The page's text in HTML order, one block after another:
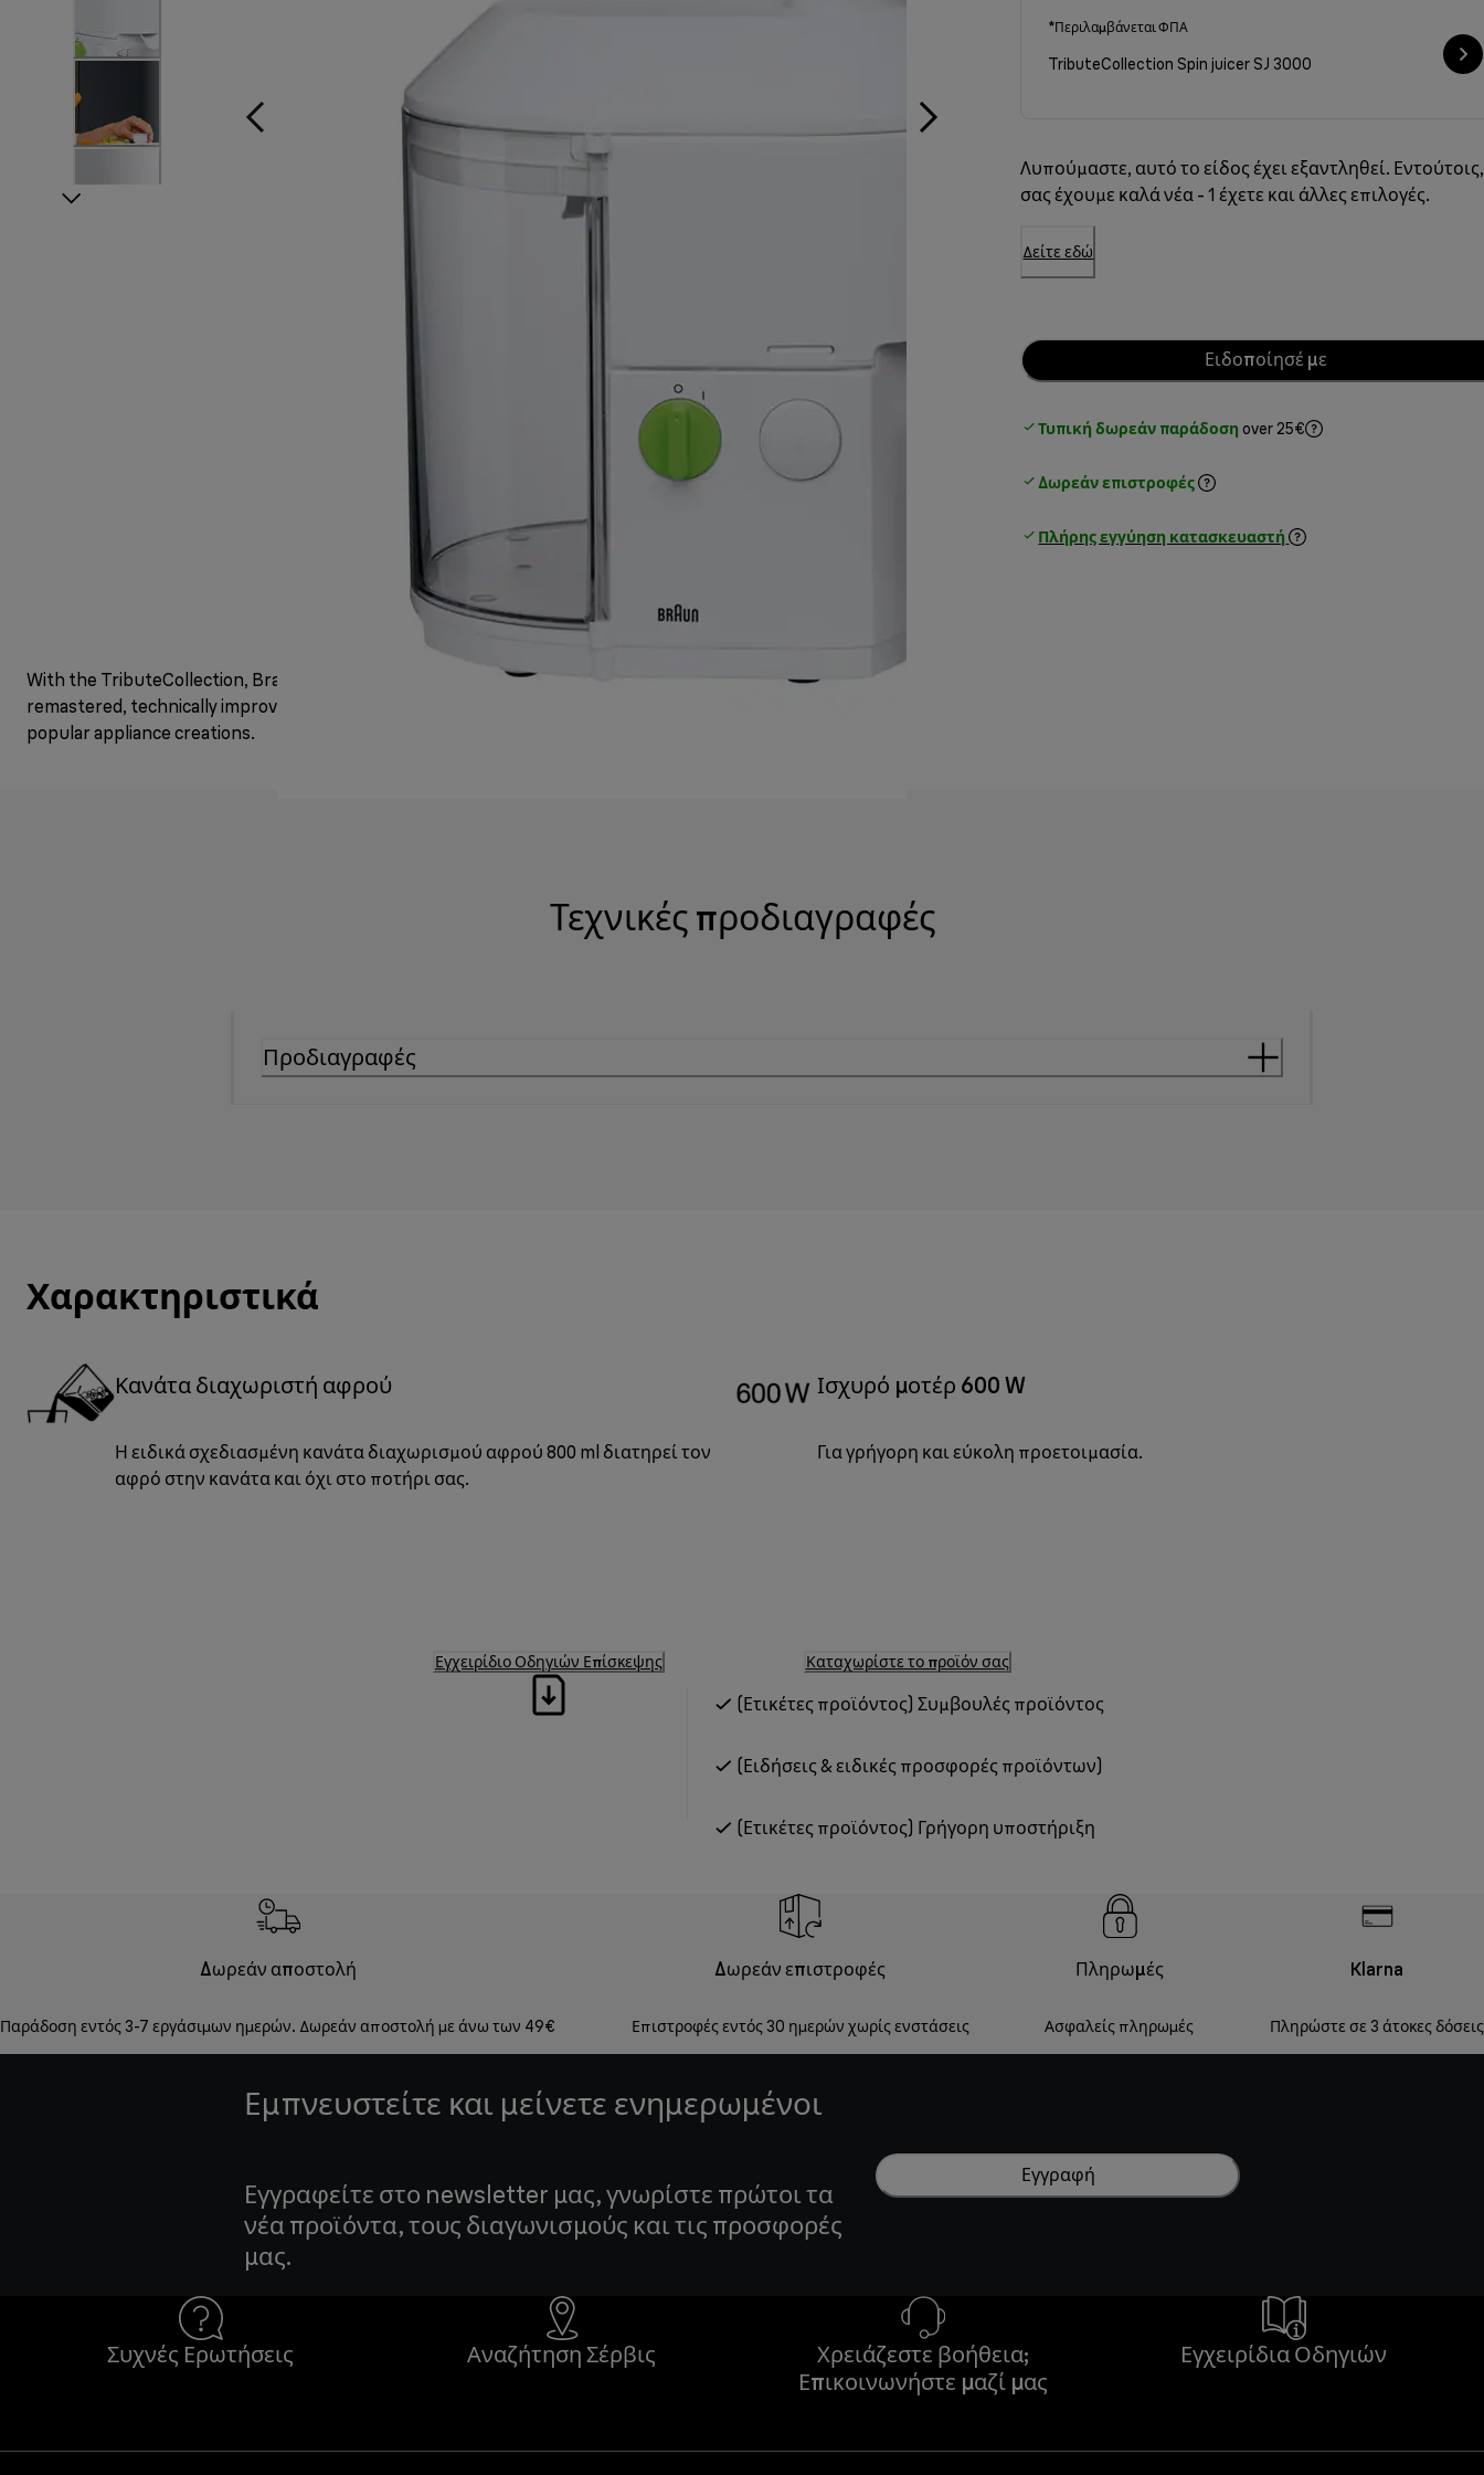
*Περιλαμβάνεται ΦΠΑ
TributeCollection Spin juicer SJ 3000
Λυπούμαστε, αυτό το είδος έχει εξαντληθεί. Εντούτοις,
σας έχουμε καλά νέα - 1 έχετε και άλλες επιλογές.
Δείτε εδώ
Ειδοποίησέ με
Τυπική δωρεάν παράδοση over 25€
Δωρεάν επιστροφές
Πλήρης εγγύηση κατασκευαστή
With the TributeCollection, Braun brings back
remastered, technically improved versions of its most
popular appliance creations.
Τεχνικές προδιαγραφές
Προδιαγραφές
Χαρακτηριστικά
Κανάτα διαχωριστή αφρού
Η ειδικά σχεδιασμένη κανάτα διαχωρισμού αφρού 800 ml διατηρεί τον
αφρό στην κανάτα και όχι στο ποτήρι σας.
Ισχυρό μοτέρ 600 W
Για γρήγορη και εύκολη προετοιμασία.
Εγχειρίδιο Οδηγιών Επίσκεψης Καταχωρίστε το προϊόν σας
(Ετικέτες προϊόντος) Συμβουλές προϊόντος
(Ειδήσεις & ειδικές προσφορές προϊόντων)
(Ετικέτες προϊόντος) Γρήγορη υποστήριξη
Δωρεάν αποστολή
Παράδοση εντός 3-7 εργάσιμων ημερών. Δωρεάν αποστολή με άνω των 49€
Δωρεάν επιστροφές
Επιστροφές εντός 30 ημερών χωρίς ενστάσεις
Πληρωμές
Ασφαλείς πληρωμές
Klarna
Πληρώστε σε 3 άτοκες δόσεις
Εμπνευστείτε και μείνετε ενημερωμένοι
Εγγραφείτε στο newsletter μας, γνωρίστε πρώτοι τα
νέα προϊόντα, τους διαγωνισμούς και τις προσφορές
μας.
Εγγραφή
Συχνές Ερωτήσεις Αναζήτηση Σέρβις
Χρειάζεστε βοήθεια;
Επικοινωνήστε μαζί μας
Εγχειρίδια Οδηγιών